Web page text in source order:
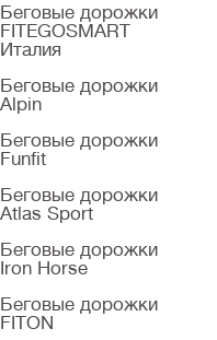
Беговые дорожки
FITEGOSMART
Италия
Беговые дорожки
Alpin
Беговые дорожки
Funfit
Беговые дорожки
Atlas Sport
Беговые дорожки
Iron Horse
Беговые дорожки
FITON